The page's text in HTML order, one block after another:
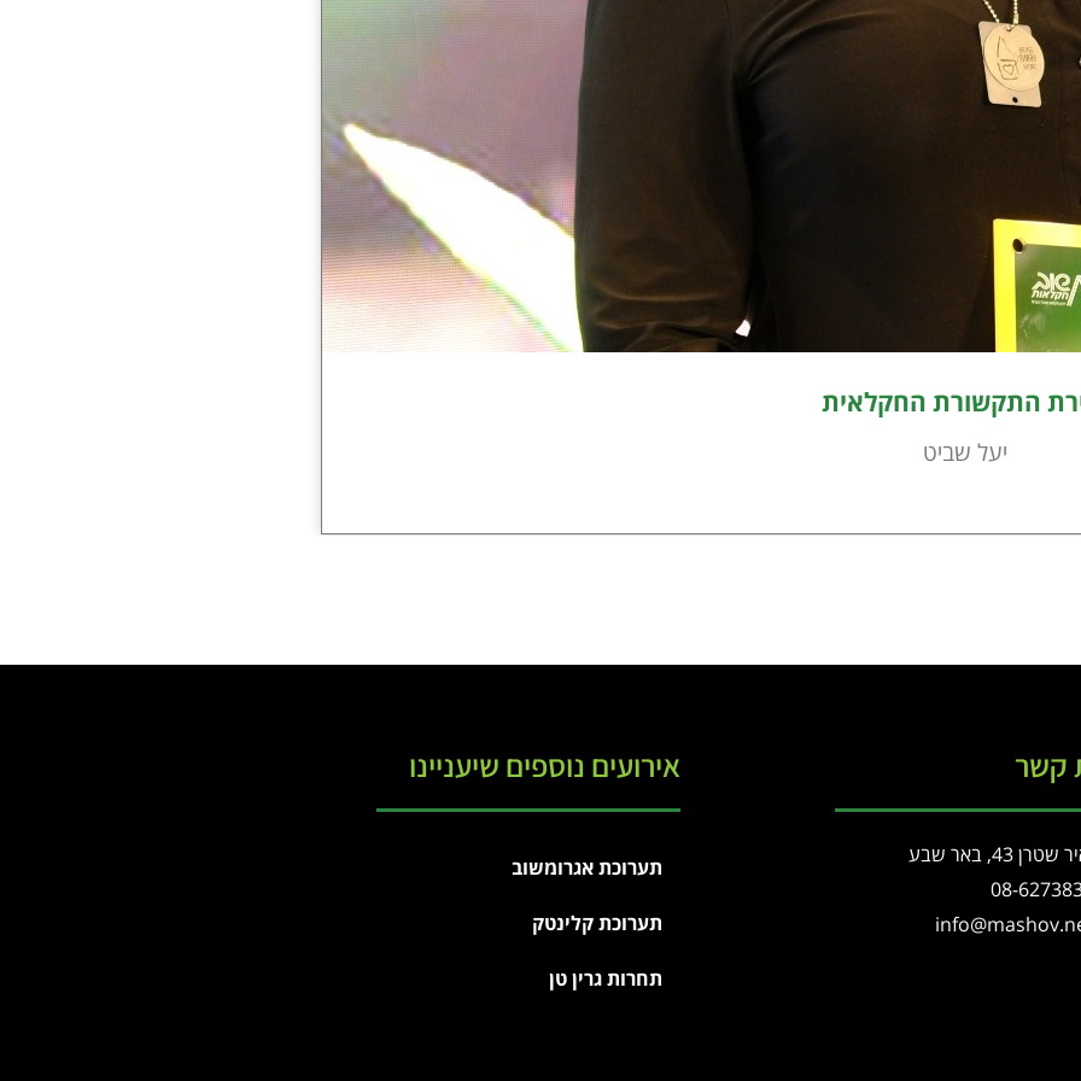
התקשורת החקלאית
יעל שביט
קשר
שטרן 43, באר שבע
08-
אירועים נוספים שיעניינו
תערוכת אגרומשוב
תערוכת קלינטק
תחרות גרין טן